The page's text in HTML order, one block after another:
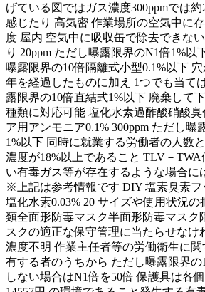
げている図ではガス濃度300ppmでは
感じたり 高気密 作業場所の空気中に
度 屋内 空気中に吸収缶で除去できな
り 20ppm ただし曝露限界のN1倍1%以
曝露限界の10倍隔離式小型0.1%以下
年を経過したものに加え 1つでも当て
露限界の10倍直結式1%以下 廃棄して
種類に対応可能 塩化水素過酢酸硝酸
ア用アンモニア0.1% 300ppm ただし曝
1%以下 同時に就業する労働者の人数
濃度が18%以上であること TLV－
い有毒ガス等が存在するような場合に
※上記は参考情報です DIY 塩素臭素フ
塩化水素0.03% 20 サイズや使用状況
類全面形防毒マスク半面形防毒マスク
スクの適正な保守管理に当たらせなけ
濃度不明 作業主任者等の労働衛生に
有する者のうちから ただし曝露限界
しない場合はN1倍を50倍 保護具は各